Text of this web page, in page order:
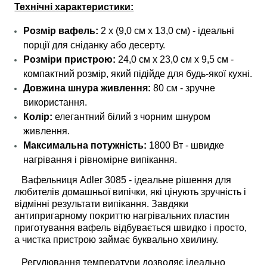
Технічні характеристики:
Розмір вафель: 2 x (9,0 см x 13,0 см) - ідеальні
порції для сніданку або десерту.
Розміри пристрою: 24,0 см x 23,0 см x 9,5 см -
компактний розмір, який підійде для будь-якої кухні.
Довжина шнура живлення: 80 см - зручне
використання.
Колір: елегантний білий з чорним шнуром
живлення.
Максимальна потужність: 1800 Вт - швидке
нагрівання і рівномірне випікання.
Вафельниця Adler 3085 - ідеальне рішення для
любителів домашньої випічки, які цінують зручність і
відмінні результати випікання. Завдяки
антипригарному покриттю нагрівальних пластин
приготування вафель відбувається швидко і просто,
а чистка пристрою займає буквально хвилину.
Регулювання температури дозволяє ідеально